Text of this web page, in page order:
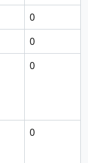
0
0
0
0